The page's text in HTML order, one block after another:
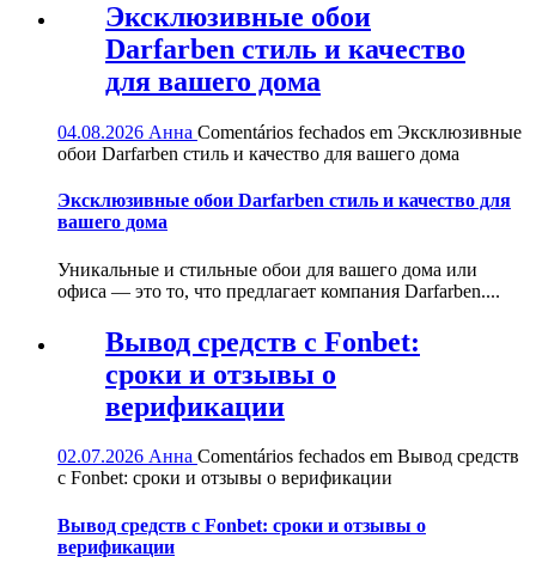
Эксклюзивные обои
Darfarben стиль и качество
для вашего дома
04.08.2026 Анна Comentários fechados em Эксклюзивные
обои Darfarben стиль и качество для вашего дома
Эксклюзивные обои Darfarben стиль и качество для
вашего дома
Уникальные и стильные обои для вашего дома или
офиса — это то, что предлагает компания Darfarben....
Вывод средств с Fonbet:
сроки и отзывы о
верификации
02.07.2026 Анна Comentários fechados em Вывод средств
с Fonbet: сроки и отзывы о верификации
Вывод средств с Fonbet: сроки и отзывы о
верификации